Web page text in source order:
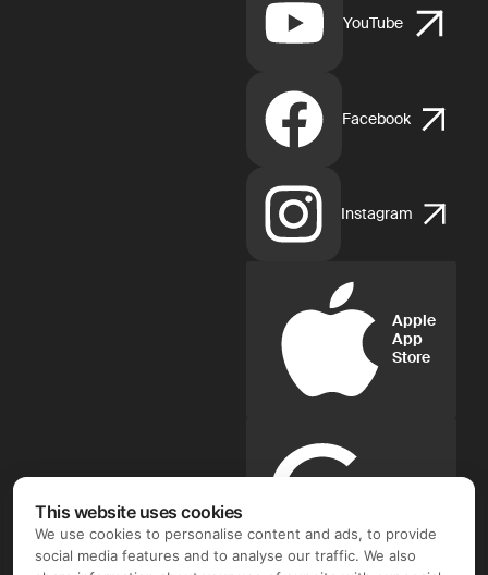
YouTube
Facebook
Instagram
Apple
App
Store
Google
This website uses cookies
We use cookies to personalise content and ads, to provide
social media features and to analyse our traffic. We also